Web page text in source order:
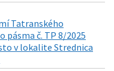
Tatranského
pásma č. TP 8/2025
v lokalite Strednica